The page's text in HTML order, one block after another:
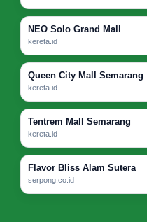
NEO Solo Grand Mall
kereta.id
Queen City Mall Semarang
kereta.id
Tentrem Mall Semarang
kereta.id
Flavor Bliss Alam Sutera
serpong.co.id